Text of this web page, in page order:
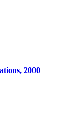
2000